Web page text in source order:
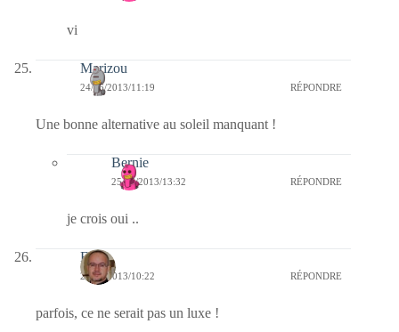
vi
Marizou
24/06/2013/11:19 RÉPONDRE
Une bonne alternative au soleil manquant !
Bernie
25/06/2013/13:32 RÉPONDRE
je crois oui ..
FX
24/06/2013/10:22 RÉPONDRE
parfois, ce ne serait pas un luxe !